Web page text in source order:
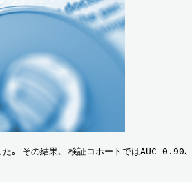
｡ その結果､ 検証コホートではAUC